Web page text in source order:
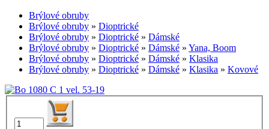
Brýlové obruby
Brýlové obruby » Dioptrické
Brýlové obruby » Dioptrické » Dámské
Brýlové obruby » Dioptrické » Dámské » Yana, Boom
Brýlové obruby » Dioptrické » Dámské » Klasika
Brýlové obruby » Dioptrické » Dámské » Klasika » Kovové